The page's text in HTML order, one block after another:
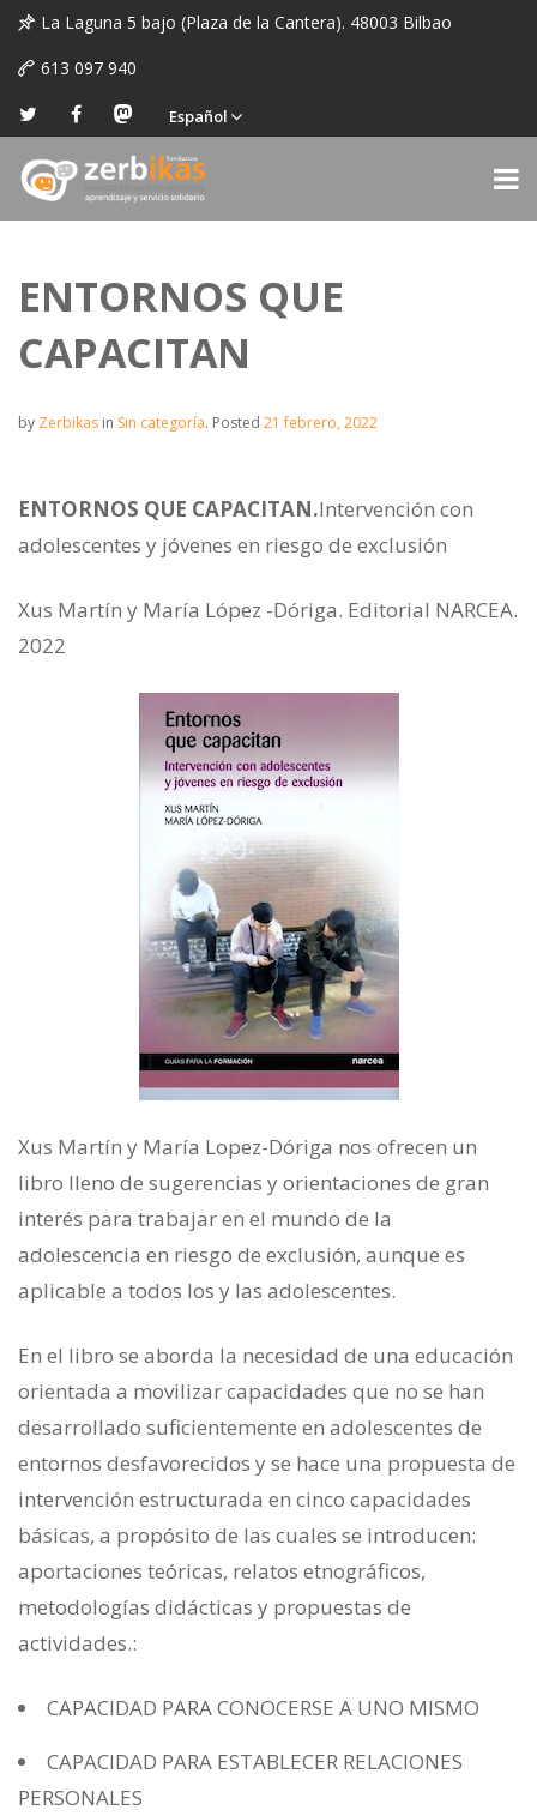
La Laguna 5 bajo (Plaza de la Cantera). 48003 Bilbao
613 097 940
Español
ENTORNOS QUE
CAPACITAN
by Zerbikas in Sin categoría. Posted 21 febrero, 2022
ENTORNOS QUE CAPACITAN.Intervención con
adolescentes y jóvenes en riesgo de exclusión
Xus Martín y María López -Dóriga. Editorial NARCEA.
2022
Xus Martín y María Lopez-Dóriga nos ofrecen un
libro lleno de sugerencias y orientaciones de gran
interés para trabajar en el mundo de la
adolescencia en riesgo de exclusión, aunque es
aplicable a todos los y las adolescentes.
En el libro se aborda la necesidad de una educación
orientada a movilizar capacidades que no se han
desarrollado suficientemente en adolescentes de
entornos desfavorecidos y se hace una propuesta de
intervención estructurada en cinco capacidades
básicas, a propósito de las cuales se introducen:
aportaciones teóricas, relatos etnográficos,
metodologías didácticas y propuestas de
actividades.:
CAPACIDAD PARA CONOCERSE A UNO MISMO
CAPACIDAD PARA ESTABLECER RELACIONES
PERSONALES